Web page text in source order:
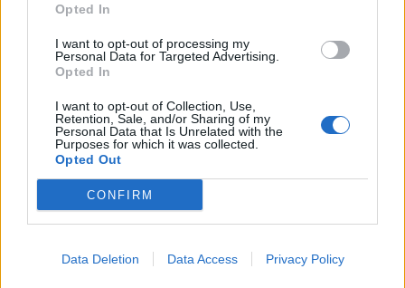
Opted In
I want to opt-out of processing my
Personal Data for Targeted Advertising.
Opted In
I want to opt-out of Collection, Use,
Retention, Sale, and/or Sharing of my
Personal Data that Is Unrelated with the
Purposes for which it was collected.
Opted Out
CONFIRM
Data Deletion Data Access Privacy Policy